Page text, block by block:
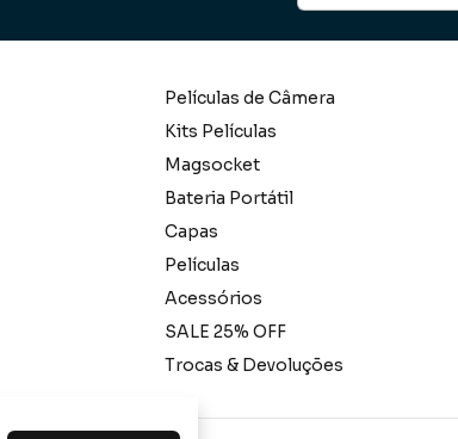
Películas de Câmera
Kits Películas
Magsocket
Bateria Portátil
Capas
Películas
Acessórios
SALE 25% OFF
Trocas & Devoluções